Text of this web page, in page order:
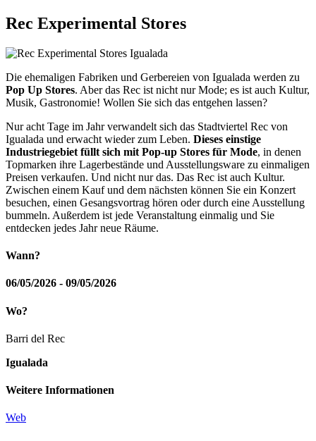
Rec Experimental Stores
Die ehemaligen Fabriken und Gerbereien von Igualada werden zu
Pop Up Stores. Aber das Rec ist nicht nur Mode; es ist auch Kultur,
Musik, Gastronomie! Wollen Sie sich das entgehen lassen?
Nur acht Tage im Jahr verwandelt sich das Stadtviertel Rec von
Igualada und erwacht wieder zum Leben. Dieses einstige
Industriegebiet füllt sich mit Pop-up Stores für Mode, in denen
Topmarken ihre Lagerbestände und Ausstellungsware zu einmaligen
Preisen verkaufen. Und nicht nur das. Das Rec ist auch Kultur.
Zwischen einem Kauf und dem nächsten können Sie ein Konzert
besuchen, einen Gesangsvortrag hören oder durch eine Ausstellung
bummeln. Außerdem ist jede Veranstaltung einmalig und Sie
entdecken jedes Jahr neue Räume.
Wann?
06/05/2026 - 09/05/2026
Wo?
Barri del Rec
Igualada
Weitere Informationen
Web